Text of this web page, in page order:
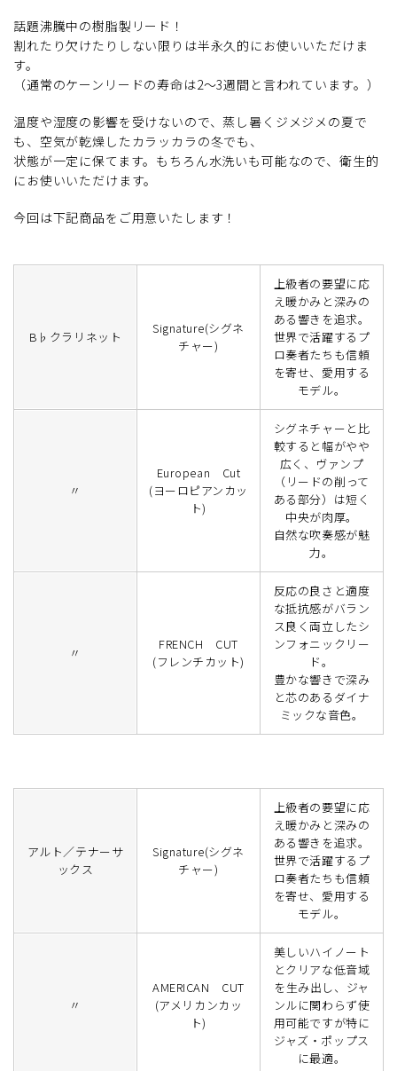
話題沸騰中の樹脂製リード！
割れたり欠けたりしない限りは半永久的にお使いいただけま
す。
（通常のケーンリードの寿命は2～3週間と言われています。）
温度や湿度の影響を受けないので、蒸し暑くジメジメの夏で
も、空気が乾燥したカラッカラの冬でも、
状態が一定に保てます。もちろん水洗いも可能なので、衛生的
にお使いいただけます。
今回は下記商品をご用意いたします！
B♭クラリネット
Signature(シグネ
チャー)
上級者の要望に応
え暖かみと深みの
ある響きを追求。
世界で活躍するプ
ロ奏者たちも信頼
を寄せ、愛用する
モデル。
〃
European Cut
(ヨーロピアンカッ
ト)
シグネチャーと比
較すると幅がやや
広く、ヴァンプ
（リードの削って
ある部分）は短く
中央が肉厚。
自然な吹奏感が魅
力。
〃
FRENCH CUT
(フレンチカット)
反応の良さと適度
な抵抗感がバラン
ス良く両立したシ
ンフォニックリー
ド。
豊かな響きで深み
と芯のあるダイナ
ミックな音色。
アルト／テナーサ
ックス
Signature(シグネ
チャー)
上級者の要望に応
え暖かみと深みの
ある響きを追求。
世界で活躍するプ
ロ奏者たちも信頼
を寄せ、愛用する
モデル。
〃
AMERICAN CUT
(アメリカンカッ
ト)
美しいハイノート
とクリアな低音域
を生み出し、ジャ
ンルに関わらず使
用可能ですが特に
ジャズ・ポップス
に最適。